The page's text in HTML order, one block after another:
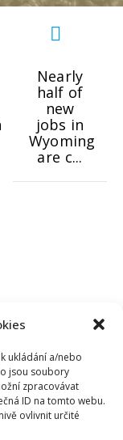
ukládání a/nebo
jsou soubory
zpracovávat
ID na tomto webu.
ovlivnit určité
Nearly
half of
new
jobs in
Wyoming
are c...